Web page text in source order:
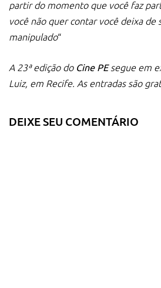
partir do momento que você faz
você não quer contar você deixa
manipulado“
A 23ª edição do Cine PEsegue em
Luiz, em Recife. As entradas são
DEIXE SEU COMENTÁRIO